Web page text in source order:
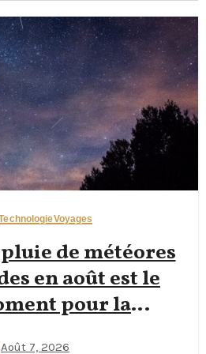
Voyages
de météores
en août est le
pour la
Août 7, 2026